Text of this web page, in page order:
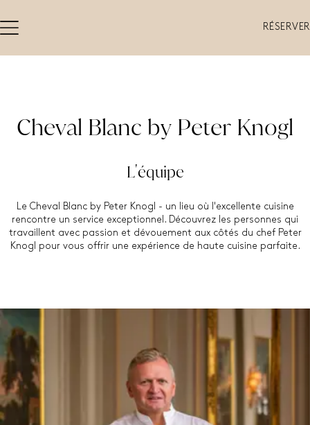
RÉSERVER
Cheval Blanc by Peter Knogl
L'équipe
Le Cheval Blanc by Peter Knogl - un lieu où l'excellente cuisine
rencontre un service exceptionnel. Découvrez les personnes qui
travaillent avec passion et dévouement aux côtés du chef Peter
Knogl pour vous offrir une expérience de haute cuisine parfaite.